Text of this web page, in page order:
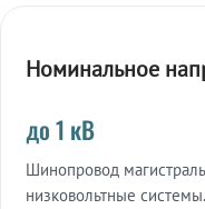
Номинальное
до 1 кВ
Шинопровод
низковольтные системы.